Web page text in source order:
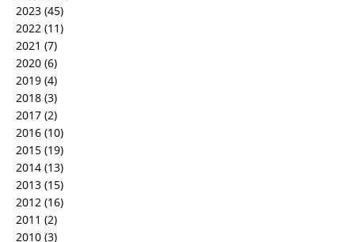
2023 (45)
2022 (11)
2021 (7)
2020 (6)
2019 (4)
2018 (3)
2017 (2)
2016 (10)
2015 (19)
2014 (13)
2013 (15)
2012 (16)
2011 (2)
2010 (3)